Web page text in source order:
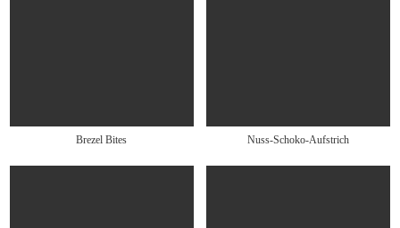
Brezel Bites Nuss-Schoko-Aufstrich